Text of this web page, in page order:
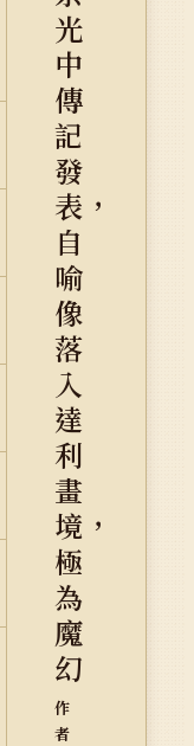
光
中
傳
記
發
表，
自
喻
像
落
入
達
利
畫
境，
極
為
魔
幻
作
者